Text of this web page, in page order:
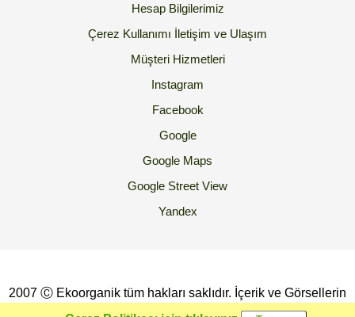
Hesap Bilgilerimiz
Çerez Kullanımı İletişim ve Ulaşım
Müşteri Hizmetleri
Instagram
Facebook
Google
Google Maps
Google Street View
Yandex
2007 Ⓒ Ekoorganik tüm hakları saklıdır. İçerik ve Görsellerin
İzinsiz Kopyalanması yada Kullanılması Yasaktır.